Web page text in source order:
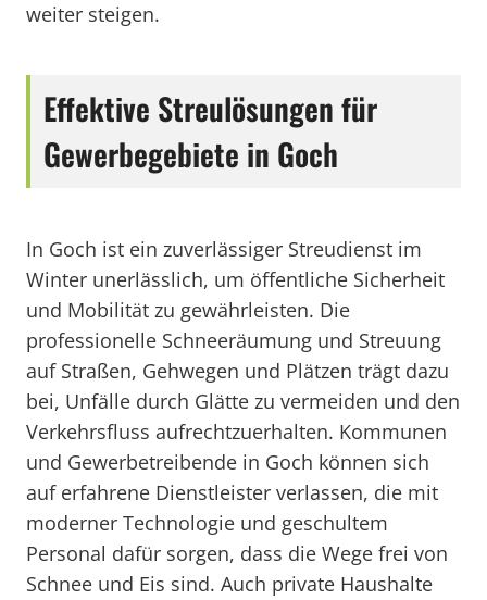
weiter steigen.
Effektive Streulösungen für
Gewerbegebiete in Goch
In Goch ist ein zuverlässiger Streudienst im
Winter unerlässlich, um öffentliche Sicherheit
und Mobilität zu gewährleisten. Die
professionelle Schneeräumung und Streuung
auf Straßen, Gehwegen und Plätzen trägt dazu
bei, Unfälle durch Glätte zu vermeiden und den
Verkehrsfluss aufrechtzuerhalten. Kommunen
und Gewerbetreibende in Goch können sich
auf erfahrene Dienstleister verlassen, die mit
moderner Technologie und geschultem
Personal dafür sorgen, dass die Wege frei von
Schnee und Eis sind. Auch private Haushalte